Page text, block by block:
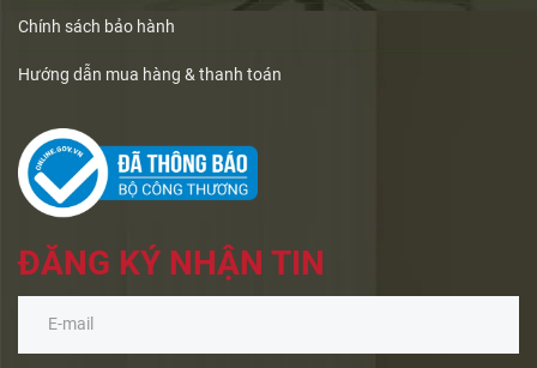
Chính sách bảo hành
Hướng dẫn mua hàng & thanh toán
ĐĂNG KÝ NHẬN TIN